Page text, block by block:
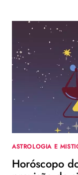
PARA
VEJA
DO
SIGNO
HOJE,
TERÇA,
27/05/
ASTROLOGIA E
Horóscopo